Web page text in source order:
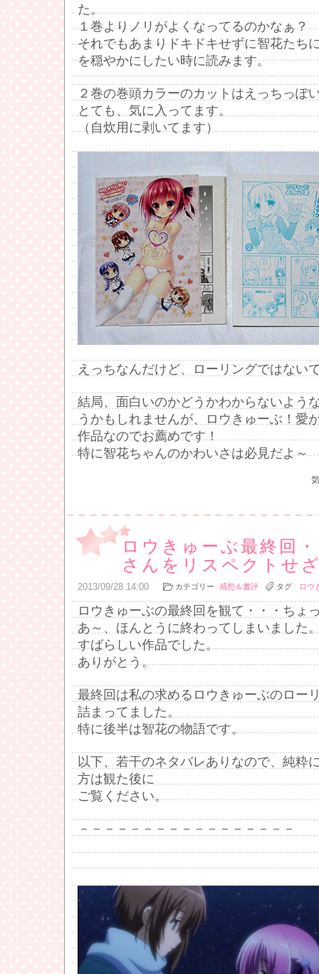
た。
１巻よりノリがよくなってるのかなぁ？
それでもあまりドキドキせずに智花たち
を穏やかにしたい時に読みます。
２巻の巻頭カラーのカットはえっちっぽ
とても、気に入ってます。
（自炊用に剥いてます）
えっちなんだけど、ローリングではない
結局、面白いのかどうかわからないよう
うかもしれませんが、ロウきゅーぶ！愛
作品なのでお薦めです！
特に智花ちゃんのかわいさは必見だよ～
ロウきゅーぶ最終回
さんをリスペクトせ
2013/09/28 14:00 カテゴリー 感想＆書評 タグ ロウ
ロウきゅーぶの最終回を観て・・・ちょ
あ～、ほんとうに終わってしまいました
すばらしい作品でした。
ありがとう。
最終回は私の求めるロウきゅーぶのロー
詰まってました。
特に後半は智花の物語です。
以下、若干のネタバレありなので、純粋
方は観た後に
ご覧ください。
－－－－－－－－－－－－－－－－－